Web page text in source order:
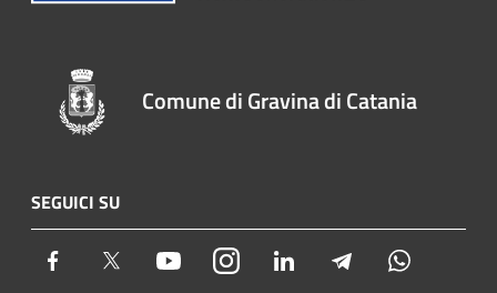
Comune di Gravina di Catania
SEGUICI SU
Facebook Twitter YoutubeInstagram LinkedIn Telegram